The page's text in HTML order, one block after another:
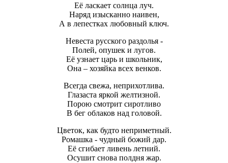
Её ласкает солнца луч.
Наряд изысканно наивен,
А в лепестках любовный ключ.
Невеста русского раздолья -
Полей, опушек и лугов.
Её узнает царь и школьник,
Она – хозяйка всех венков.
Всегда свежа, неприхотлива.
Глазаста яркой желтизной.
Порою смотрит сиротливо
В бег облаков над головой.
Цветок, как будто неприметный.
Ромашка - чудный божий дар.
Её сгибает ливень летний.
Осушит снова полдня жар.